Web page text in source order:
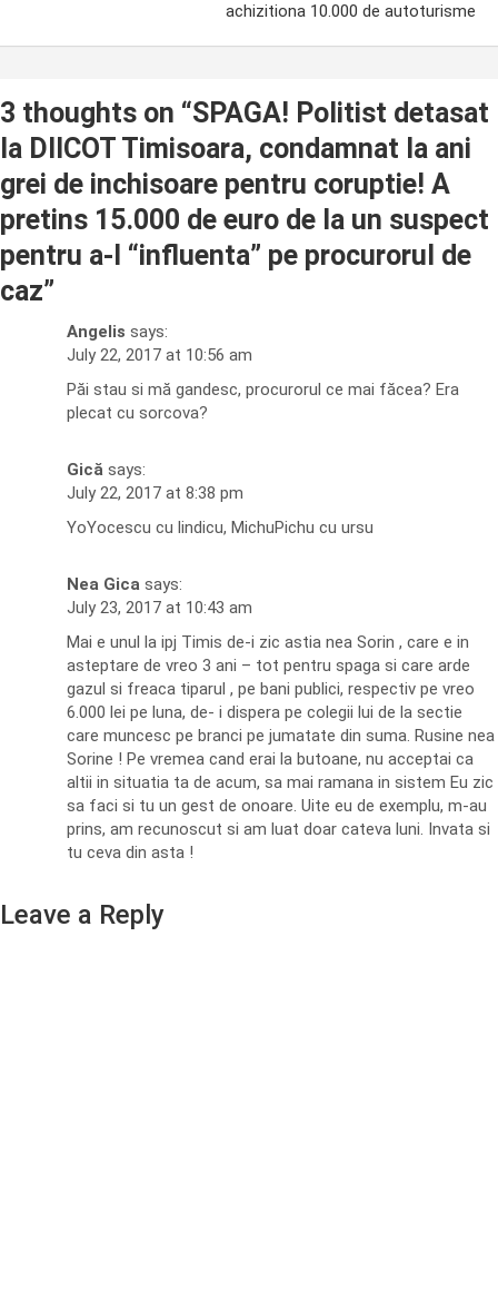
achizitiona 10.000 de autoturisme
3 thoughts on “SPAGA! Politist detasat
la DIICOT Timisoara, condamnat la ani
grei de inchisoare pentru coruptie! A
pretins 15.000 de euro de la un suspect
pentru a-l “influenta” pe procurorul de
caz”
Angelis says:
July 22, 2017 at 10:56 am
Păi stau si mă gandesc, procurorul ce mai făcea? Era
plecat cu sorcova?
Gică says:
July 22, 2017 at 8:38 pm
YoYocescu cu lindicu, MichuPichu cu ursu
Nea Gica says:
July 23, 2017 at 10:43 am
Mai e unul la ipj Timis de-i zic astia nea Sorin , care e in
asteptare de vreo 3 ani – tot pentru spaga si care arde
gazul si freaca tiparul , pe bani publici, respectiv pe vreo
6.000 lei pe luna, de- i dispera pe colegii lui de la sectie
care muncesc pe branci pe jumatate din suma. Rusine nea
Sorine ! Pe vremea cand erai la butoane, nu acceptai ca
altii in situatia ta de acum, sa mai ramana in sistem Eu zic
sa faci si tu un gest de onoare. Uite eu de exemplu, m-au
prins, am recunoscut si am luat doar cateva luni. Invata si
tu ceva din asta !
Leave a Reply